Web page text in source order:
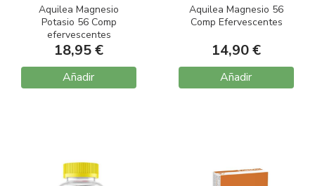
Aquilea Magnesio
Potasio 56 Comp
efervescentes
18,95 €
Añadir
Aquilea Magnesio 56
Comp Efervescentes
14,90 €
Añadir